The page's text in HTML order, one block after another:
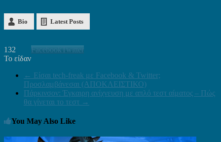
Bio Latest Posts
132
Το είδαν
FacebookTwitter
← Είσαι tech-freak με Facebook & Twitter;
Προσλαμβάνεσαι (ΑΠΟΚΛΕΙΣΤΙΚΟ)
Πάρκινσον: Έγκαιρη ανίχνευση με απλό τεστ αίματος – Πώς
θα γίνεται το τεστ →
You May Also Like